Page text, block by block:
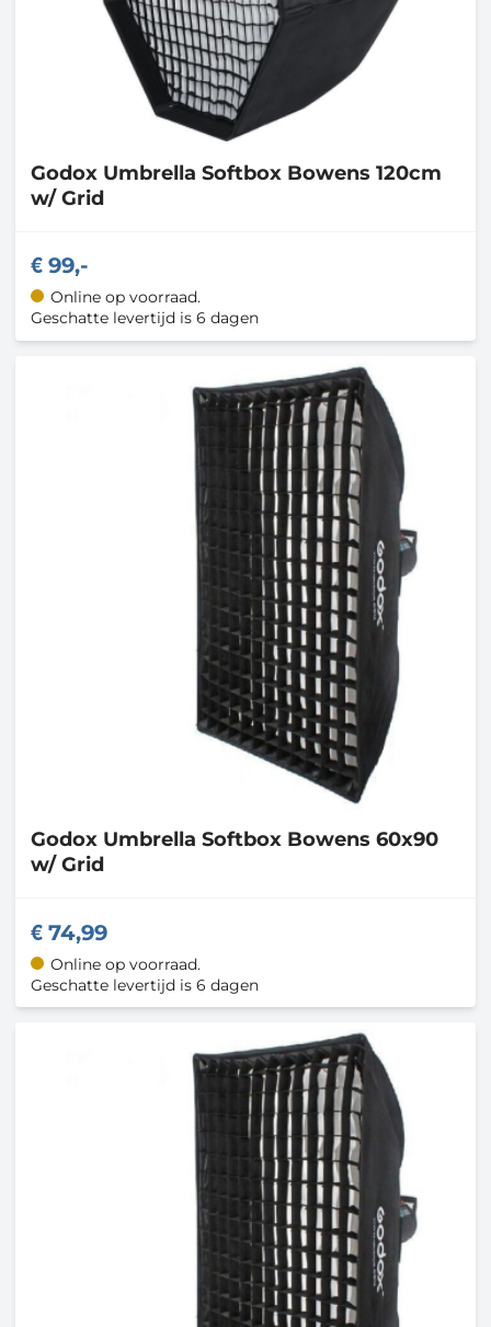
Godox Umbrella Softbox Bowens 120cm
w/ Grid
99,-
Online op voorraad.
Geschatte levertijd is 6 dagen
Godox Umbrella Softbox Bowens 60x90
w/ Grid
74,99
Online op voorraad.
Geschatte levertijd is 6 dagen